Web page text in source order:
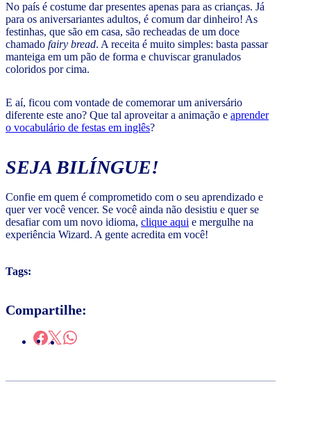
No país é costume dar presentes apenas para as crianças. Já
para os aniversariantes adultos, é comum dar dinheiro! As
festinhas, que são em casa, são recheadas de um doce
chamado fairy bread. A receita é muito simples: basta passar
manteiga em um pão de forma e chuviscar granulados
coloridos por cima.
E aí, ficou com vontade de comemorar um aniversário
diferente este ano? Que tal aproveitar a animação e aprender
o vocabulário de festas em inglês?
SEJA BILÍNGUE!
Confie em quem é comprometido com o seu aprendizado e
quer ver você vencer. Se você ainda não desistiu e quer se
desafiar com um novo idioma, clique aqui e mergulhe na
experiência Wizard. A gente acredita em você!
Tags:
Compartilhe: